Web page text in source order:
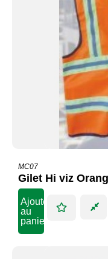
MC07
Gilet Hi viz
Ajouter
au
panier